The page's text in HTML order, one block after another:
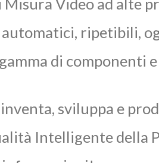
Misura Video ad alte
ripetibili,
di
inventa, sviluppa e
Intelligente della